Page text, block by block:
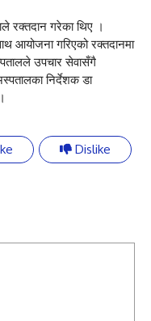
रक्तदान गरेका थिए ।
आयोजना गरिएको रक्तदानमा
उपचार सेवासँगै
निर्देशक डा
Dislike